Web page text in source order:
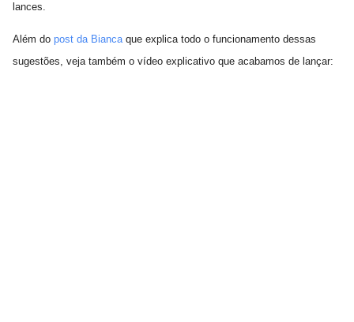
lances.
Além do post da Bianca que explica todo o funcionamento dessas
sugestões, veja também o vídeo explicativo que acabamos de lançar: